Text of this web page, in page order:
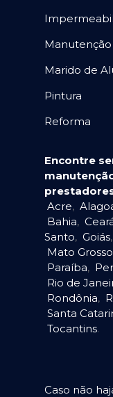
Marido de
Pintura
Reforma
Encontre
Acre,
Bahia,
Santo, Goiás,
Mato
Paraíba,
Rio de
Rondônia,
Santa
Tocantins.
Caso não